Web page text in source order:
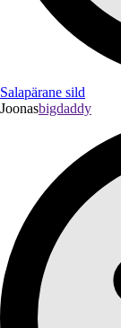
Salapärane sild
Joonasbigdaddy